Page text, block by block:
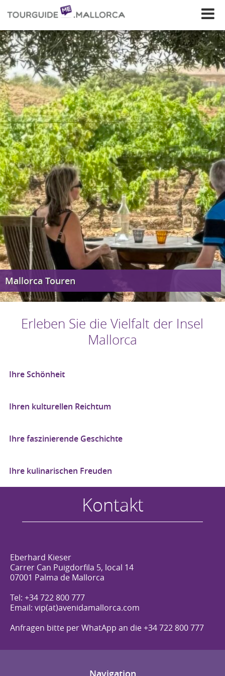
Mallorca Touren
Erleben Sie die Vielfalt der Insel
Mallorca
Ihre Schönheit
Ihren kulturellen Reichtum
Ihre faszinierende Geschichte
Ihre kulinarischen Freuden
Kontakt
Eberhard Kieser
Carrer Can Puigdorfila 5, local 14
07001 Palma de Mallorca
Tel: +34 722 800 777
Email: vip(at)avenidamallorca.com
Anfragen bitte per WhatApp an die +34 722 800 777
Navigation